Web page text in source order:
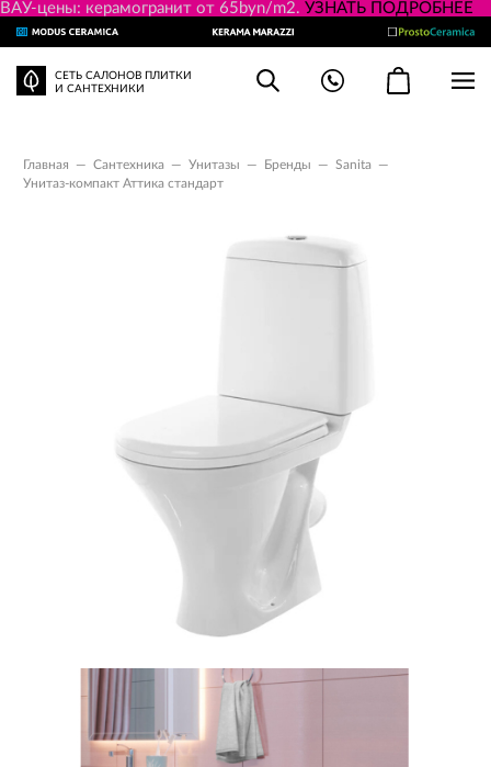
ВАУ-цены: керамогранит от 65byn/m2. УЗНАТЬ ПОДРОБНЕЕ
СЕТЬ САЛОНОВ ПЛИТКИ
И САНТЕХНИКИ
Главная — Сантехника — Унитазы — Бренды — Sanita
—
Унитаз-компакт Аттика стандарт